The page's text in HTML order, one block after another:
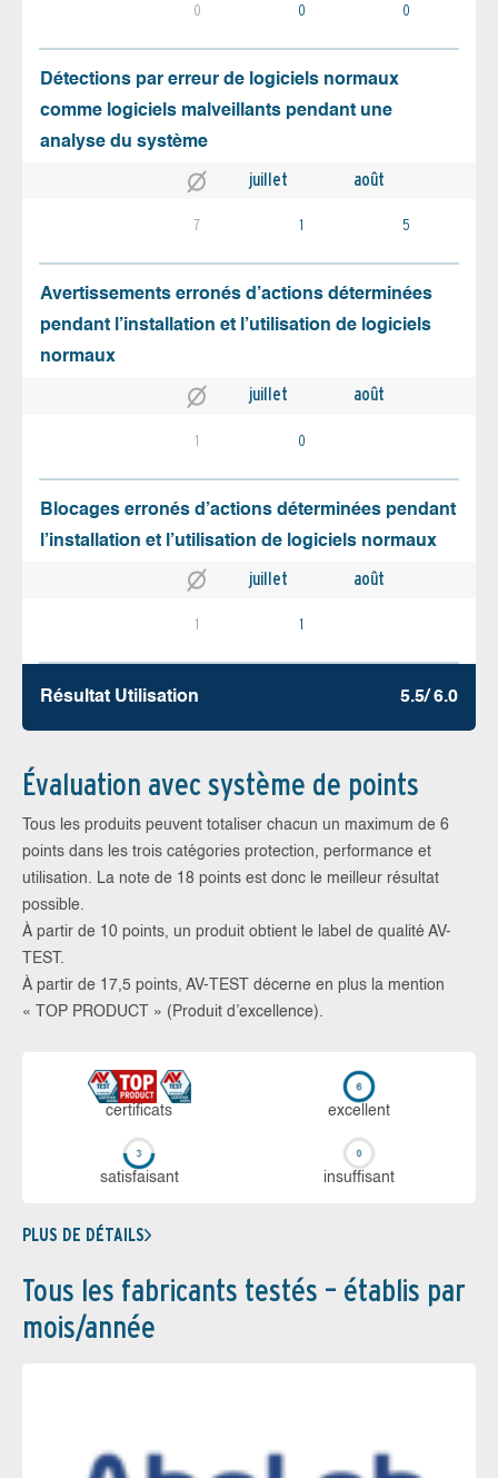
0 0 0
Détections par erreur de logiciels normaux
comme logiciels malveillants pendant une
analyse du système
juillet août
7 1 5
Avertissements erronés d’actions déterminées
pendant l’installation et l’utilisation de logiciels
normaux
juillet août
1 0
Blocages erronés d’actions déterminées pendant
l’installation et l’utilisation de logiciels normaux
juillet août
1 1
Résultat Utilisation 5.5/ 6.0
Évaluation avec système de points
Tous les produits peuvent totaliser chacun un maximum de 6
points dans les trois catégories protection, performance et
utilisation. La note de 18 points est donc le meilleur résultat
possible.
À partir de 10 points, un produit obtient le label de qualité AV-
TEST.
À partir de 17,5 points, AV-TEST décerne en plus la mention
« TOP PRODUCT » (Produit d’excellence).
certi­ficats ex­cellent
sa­tis­fai­sant in­suf­fi­sant
PLUS DE DÉTAILS
Tous les fabricants testés – établis par
mois/année